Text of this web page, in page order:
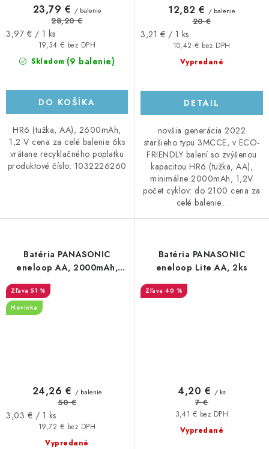
Skladom (9 balenie)
19,34 € bez DPH
23,79 € / balenie
28,20 €
Jednotková
3,97 € / 1 ks
DO KOŠÍKA
HR6 (tužka, AA), 2600mAh,
1,2 V cena za celé balenie 6ks
vrátane recyklačného poplatku
produktové číslo: 1032226260
Vypredané
10,42 € bez DPH
12,82 € / balenie
20 €
Jednotková
3,21 € / 1 ks
DETAIL
novšia generácia 2022
staršieho typu 3MCCE, v ECO-
FRIENDLY balení so zvýšenou
kapacitou HR6 (tužka, AA),
minimálne 2000mAh, 1,2V
počet cyklov: do 2100 cena za
celé balenie...
Batéria PANASONIC
eneloop AA, 2000mAh,
generácia 2022 ECO PACK
51 %
Novinka
Vypredané
19,72 € bez DPH
24,26 € / balenie
50 €
Jednotková
3,03 € / 1 ks
Batéria PANASONIC
eneloop Lite AA, 2ks
40 %
Vypredané
3,41 € bez DPH
4,20 € / ks
7 €